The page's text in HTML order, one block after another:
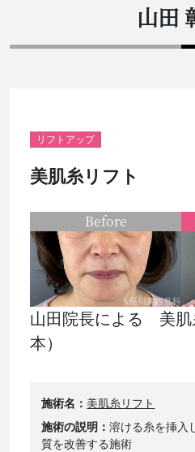
山田
リフトアップ
美肌糸リフト
山田院長による 美肌
本）
施術名
美肌糸リフト
施術の説明
溶ける糸を挿入
質を改善する施術
Before